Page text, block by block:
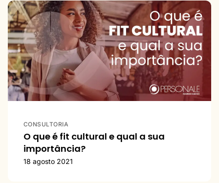
CONSULTORIA
O que é fit cultural e qual a sua
importância?
18 agosto 2021